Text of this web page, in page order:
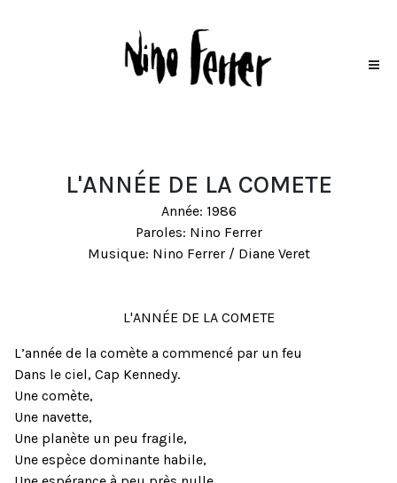
L'ANNÉE DE LA COMETE
Année: 1986
Paroles: Nino Ferrer
Musique: Nino Ferrer / Diane Veret
L'ANNÉE DE LA COMETE
L’année de la comète a commencé par un feu
Dans le ciel, Cap Kennedy.
Une comète,
Une navette,
Une planète un peu fragile,
Une espèce dominante habile,